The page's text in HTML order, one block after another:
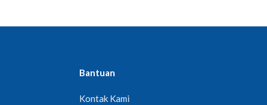
Bantuan
Kontak Kami